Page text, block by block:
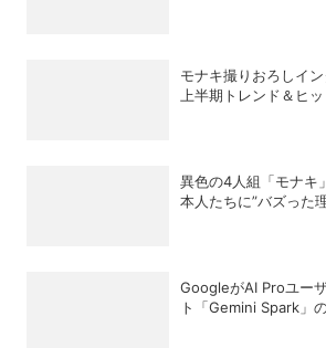
モナキ撮りおろしイ
上半期トレンド＆ヒ
異色の4人組「モナキ
本人たちに”バズった
GoogleがAI Proユー
ト「Gemini Spark」